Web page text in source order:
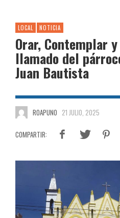
LOCAL NOTICIA
Orar, Contemplar
llamado del
Juan Bautista
ROAPUNO 21 JULIO, 2025